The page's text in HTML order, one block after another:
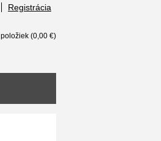
Registrácia
položiek (0,00 €)